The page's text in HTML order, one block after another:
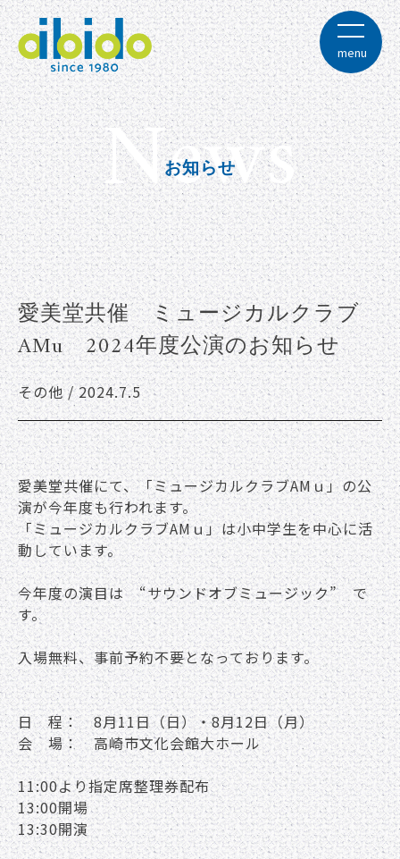
Skip
to
content
株式会社愛美堂
menu
News
お知らせ
愛美堂共催 ミュージカルクラブ
AMu 2024年度公演のお知らせ
その他 / 2024.7.5
愛美堂共催にて、「ミュージカルクラブAMｕ」の公
演が今年度も行われます。
「ミュージカルクラブAMｕ」は小中学生を中心に活
動しています。
今年度の演目は “サウンドオブミュージック” で
す。
入場無料、事前予約不要となっております。
日 程： 8月11日（日）・8月12日（月）
会 場： 高崎市文化会館大ホール
11:00より指定席整理券配布
13:00開場
13:30開演